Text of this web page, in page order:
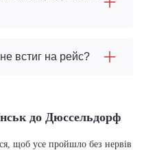
встиг на рейс?
до Дюссельдорф
щоб усе пройшло без нервів